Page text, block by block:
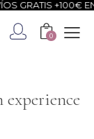
GRATIS +100€ EN
0